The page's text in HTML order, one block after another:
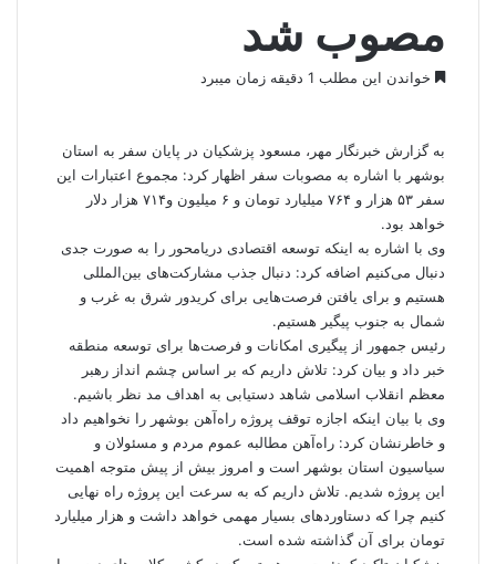
مصوب شد
خواندن این مطلب 1 دقیقه زمان میبرد
به گزارش خبرنگار مهر ، مسعود پزشکیان در پایان سفر به استان
بوشهر با اشاره به مصوبات سفر اظهار کرد: مجموع اعتبارات این
سفر ۵۳ هزار و ۷۶۴ میلیارد تومان و ۶ میلیون و۷۱۴ هزار دلار
خواهد بود.
وی با اشاره به اینکه توسعه اقتصادی دریامحور را به صورت جدی
دنبال می‌کنیم اضافه کرد: دنبال جذب مشارکت‌های بین‌المللی
هستیم و برای یافتن فرصت‌هایی برای کریدور شرق به غرب و
شمال به جنوب پیگیر هستیم.
رئیس جمهور از پیگیری امکانات و فرصت‌ها برای توسعه منطقه
خبر داد و بیان کرد: تلاش داریم که بر اساس چشم انداز رهبر
معظم انقلاب اسلامی شاهد دستیابی به اهداف مد نظر باشیم.
وی با بیان اینکه اجازه توقف پروژه راه‌آهن بوشهر را نخواهیم داد
و خاطرنشان کرد: راه‌آهن مطالبه عموم مردم و مسئولان و
سیاسیون استان بوشهر است و امروز بیش از پیش متوجه اهمیت
این پروژه شدیم. تلاش داریم که به سرعت این پروژه راه نهایی
کنیم چرا که دستاوردهای بسیار مهمی خواهد داشت و هزار میلیارد
تومان برای آن گذاشته شده است.